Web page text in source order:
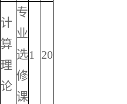
计
算
理
论
专
业
选
修
课
1 20